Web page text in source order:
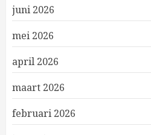
juni 2026
mei 2026
april 2026
maart 2026
februari 2026